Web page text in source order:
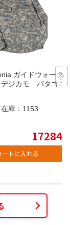
ガイドウォータ
ジカモ パタゴニ
庫： 1153
17284
ートに入れる